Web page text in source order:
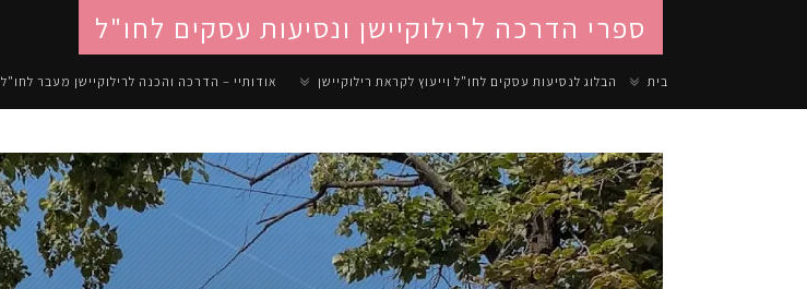
ספרי הדרכה לרילוקיישן ונסיעות עסקים לחו"ל
בית הבלוג לנסיעות עסקים לחו"ל וייעוץ לקראת רילוקיישן אודותיי – הדרכה והכנה לרילוקיישן מעבר לחו"ל